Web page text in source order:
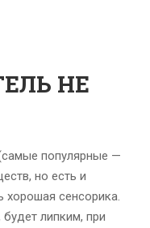
НЕ
популярные —
но есть и
хорошая сенсорика.
липким, при